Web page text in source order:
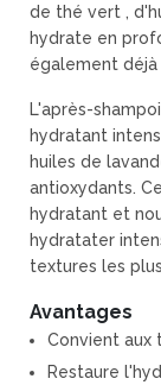
de thé vert ,
hydrate en
également
L'après-
hydratant
huiles de
antioxydants.
hydratant et
hydratater
textures les
Avantages
Convient aux
Restaure